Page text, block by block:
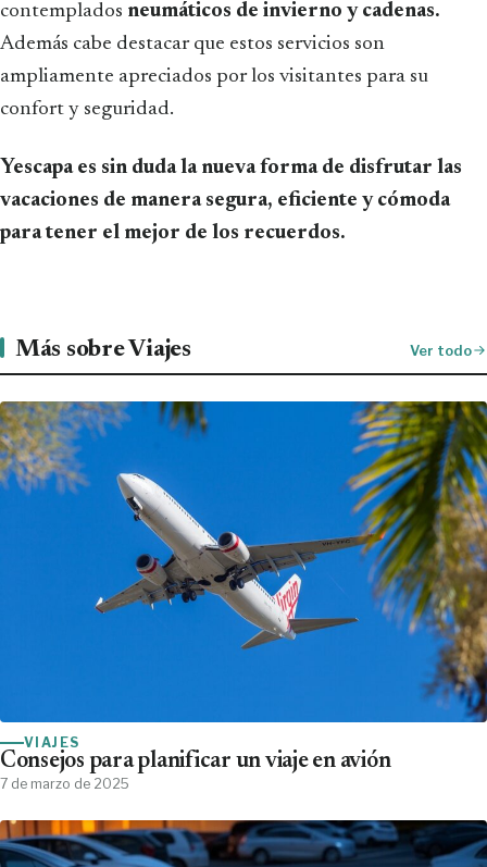
contemplados neumáticos de invierno y cadenas.
Además cabe destacar que estos servicios son
ampliamente apreciados por los visitantes para su
confort y seguridad.
Yescapa es sin duda la nueva forma de disfrutar las
vacaciones de manera segura, eficiente y cómoda
para tener el mejor de los recuerdos.
Más sobre Viajes Ver todo
VIAJES
Consejos para planificar un viaje en avión
7 de marzo de 2025